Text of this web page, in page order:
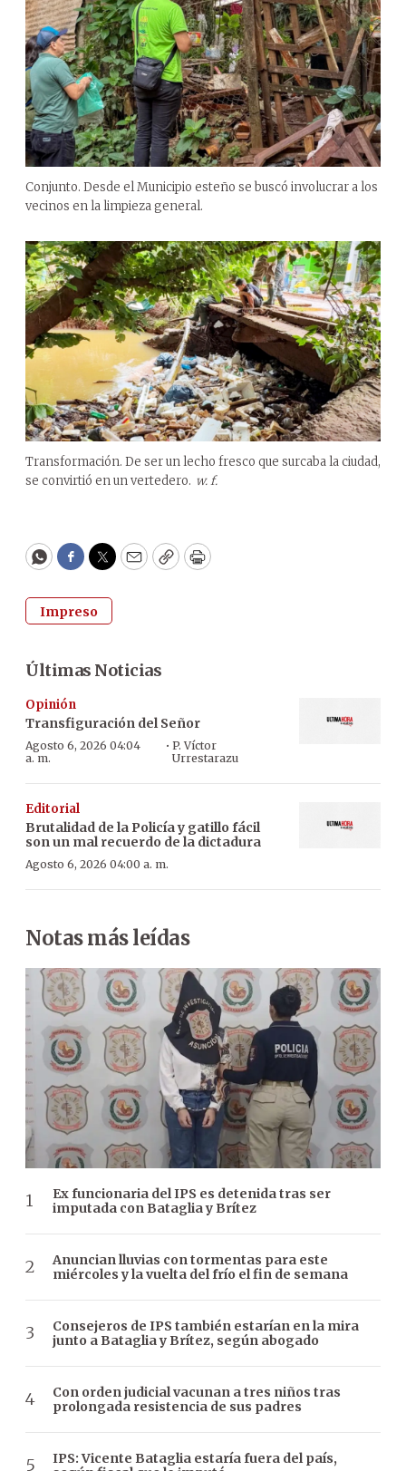
Conjunto. Desde el Municipio esteño se buscó involucrar a los
vecinos en la limpieza general.
Transformación. De ser un lecho fresco que surcaba la ciudad,
se convirtió en un vertedero. w. f.
WhatsApp
Facebook
Twitter
EmailCopyPrint
Impreso
Últimas Noticias
Opinión
Transfiguración del Señor
Agosto 6, 2026 04:04
a. m.
· P. Víctor
Urrestarazu
Editorial
Brutalidad de la Policía y gatillo fácil
son un mal recuerdo de la dictadura
Agosto 6, 2026 04:00 a. m.
Notas más leídas
Ex funcionaria del IPS es detenida tras ser
imputada con Bataglia y Brítez
Anuncian lluvias con tormentas para este
miércoles y la vuelta del frío el fin de semana
Consejeros de IPS también estarían en la mira
junto a Bataglia y Brítez, según abogado
Con orden judicial vacunan a tres niños tras
prolongada resistencia de sus padres
IPS: Vicente Bataglia estaría fuera del país,